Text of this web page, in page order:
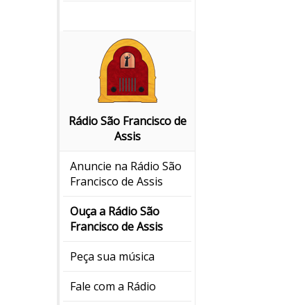
Rádio São Francisco de
Assis
Anuncie na Rádio São
Francisco de Assis
Ouça a Rádio São
Francisco de Assis
Peça sua música
Fale com a Rádio